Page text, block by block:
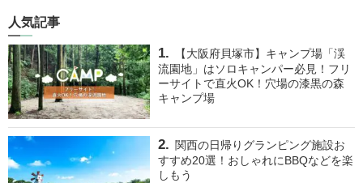
人気記事
【大阪府貝塚市】キャンプ場「渓
流園地」はソロキャンパー必見！フリ
ーサイトで直火OK！穴場の漆黒の森
キャンプ場
関西の日帰りグランピング施設お
すすめ20選！おしゃれにBBQなどを楽
しもう